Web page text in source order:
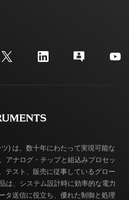
ォーラム
ンター
) は、数十年にわたって実現可能な
アナログ・チップと組込みプロセッ
テスト、販売に従事しているグロー
は、システム設計時に効率的な電力
タ送信に役立ち、優れた制御と処理